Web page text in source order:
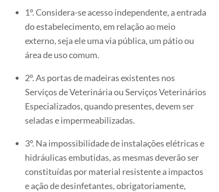
1º. Considera-se acesso independente, a entrada
do estabelecimento, em relação ao meio
externo, seja ele uma via pública, um pátio ou
área de uso comum.
2º. As portas de madeiras existentes nos
Serviços de Veterinária ou Serviços Veterinários
Especializados, quando presentes, devem ser
seladas e impermeabilizadas.
3º. Na impossibilidade de instalações elétricas e
hidráulicas embutidas, as mesmas deverão ser
constituídas por material resistente a impactos
e ação de desinfetantes, obrigatoriamente,